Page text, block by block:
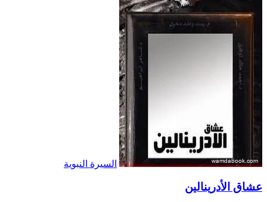
السيرة النبوية
عشاق الأدرينالين